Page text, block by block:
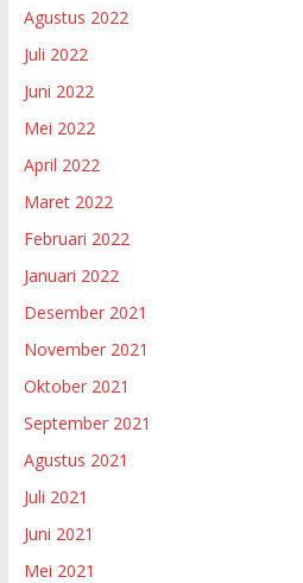
Agustus 2022
Juli 2022
Juni 2022
Mei 2022
April 2022
Maret 2022
Februari 2022
Januari 2022
Desember 2021
November 2021
Oktober 2021
September 2021
Agustus 2021
Juli 2021
Juni 2021
Mei 2021